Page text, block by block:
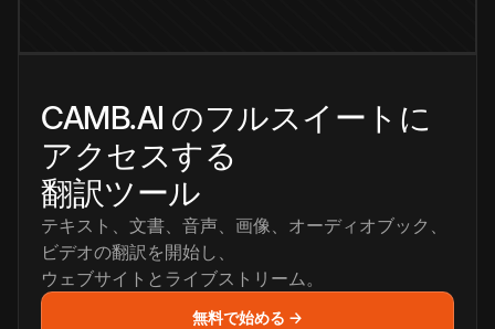
CAMB.AI のフルスイートに
アクセスする
翻訳ツール
テキスト、文書、音声、画像、オーディオブック、
ビデオの翻訳を開始し、
ウェブサイトとライブストリーム。
無料で始める →